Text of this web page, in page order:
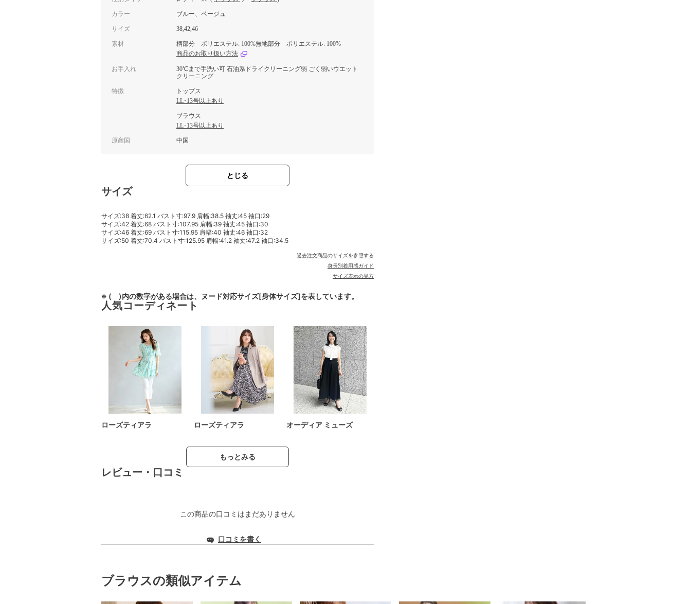
カラー ブルー、ベージュ
サイズ 38,42,46
素材
柄部分 ポリエステル: 100%無地部分 ポリエステル: 100%
商品のお取り扱い方法
お手入れ
30℃まで手洗い可 石油系ドライクリーニング弱 ごく弱いウエット
クリーニング
特徴
トップス
LL･13号以上あり
ブラウス
LL･13号以上あり
原産国 中国
とじる
サイズ
サイズ:38 着丈:62.1 バスト寸:97.9 肩幅:38.5 袖丈:45 袖口:29
サイズ:42 着丈:68 バスト寸:107.95 肩幅:39 袖丈:45 袖口:30
サイズ:46 着丈:69 バスト寸:115.95 肩幅:40 袖丈:46 袖口:32
サイズ:50 着丈:70.4 バスト寸:125.95 肩幅:41.2 袖丈:47.2 袖口:34.5
過去注文商品のサイズを参照する
身長別着用感ガイド
サイズ表示の見方
※ ( )内の数字がある場合は、ヌード対応サイズ[身体サイズ]を表しています。
人気コーディネート
ローズティアラ ローズティアラ オーディア ミューズ
もっとみる
レビュー・口コミ
この商品の口コミはまだありません
口コミを書く
ブラウスの類似アイテム